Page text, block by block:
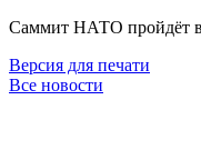
Саммит НАТО пройдёт
Версия для печати
Все новости